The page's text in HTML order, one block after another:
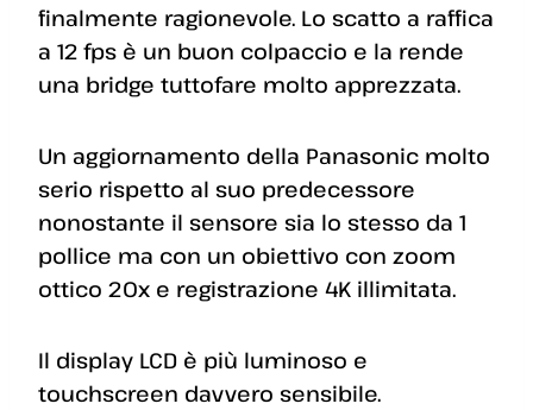
finalmente ragionevole. Lo scatto a raffica
a 12 fps è un buon colpaccio e la rende
una bridge tuttofare molto apprezzata.
Un aggiornamento della Panasonic molto
serio rispetto al suo predecessore
nonostante il sensore sia lo stesso da 1
pollice ma con un obiettivo con zoom
ottico 20x e registrazione 4K illimitata.
Il display LCD è più luminoso e
touchscreen davvero sensibile.